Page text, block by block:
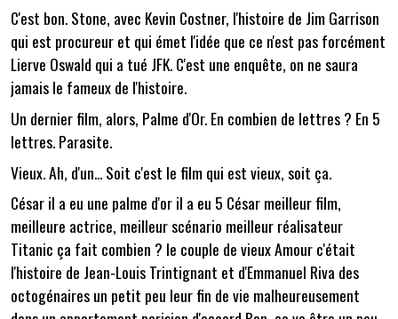
C'est bon. Stone, avec Kevin Costner, l'histoire de Jim Garrison
qui est procureur et qui émet l'idée que ce n'est pas forcément
Lierve Oswald qui a tué JFK. C'est une enquête, on ne saura
jamais le fameux de l'histoire.
Un dernier film, alors, Palme d'Or. En combien de lettres ? En 5
lettres. Parasite.
Vieux. Ah, d'un... Soit c'est le film qui est vieux, soit ça.
César il a eu une palme d'or il a eu 5 César meilleur film,
meilleure actrice, meilleur scénario meilleur réalisateur
Titanic ça fait combien ? le couple de vieux Amour c'était
l'histoire de Jean-Louis Trintignant et d'Emmanuel Riva des
octogénaires un petit peu leur fin de vie malheureusement